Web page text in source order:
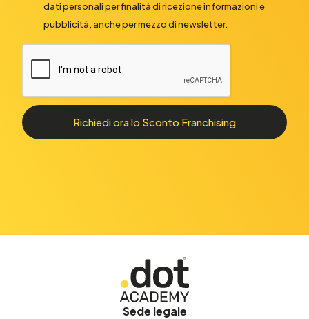
dati personali per finalità di ricezione informazioni e
pubblicità, anche per mezzo di newsletter.
Richiedi ora lo Sconto Franchising
Sede legale